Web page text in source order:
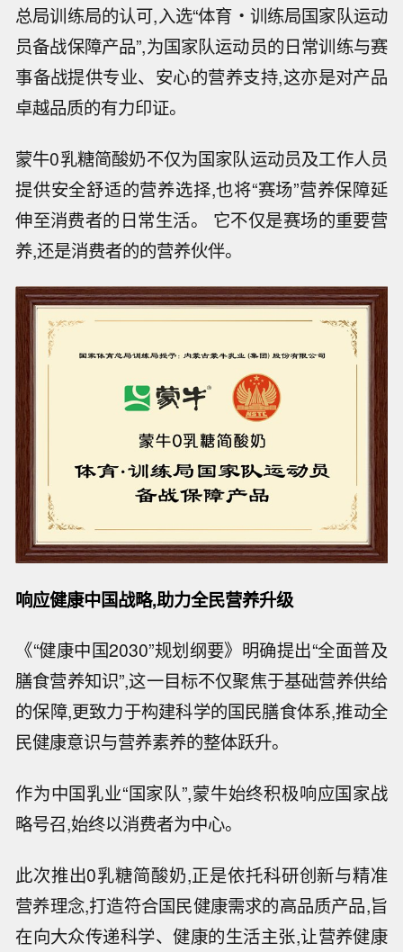
总局训练局的认可,入选“体育・训练局国家队运动
员备战保障产品”,为国家队运动员的日常训练与赛
事备战提供专业、安心的营养支持,这亦是对产品
卓越品质的有力印证。
蒙牛0乳糖简酸奶不仅为国家队运动员及工作人员
提供安全舒适的营养选择,也将“赛场”营养保障延
伸至消费者的日常生活。 它不仅是赛场的重要营
养,还是消费者的的营养伙伴。
响应健康中国战略,助力全民营养升级
《“健康中国2030”规划纲要》明确提出“全面普及
膳食营养知识”,这一目标不仅聚焦于基础营养供给
的保障,更致力于构建科学的国民膳食体系,推动全
民健康意识与营养素养的整体跃升。
作为中国乳业“国家队”,蒙牛始终积极响应国家战
略号召,始终以消费者为中心。
此次推出0乳糖简酸奶,正是依托科研创新与精准
营养理念,打造符合国民健康需求的高品质产品,旨
在向大众传递科学、健康的生活主张,让营养健康